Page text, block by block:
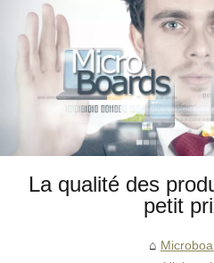
La qualité des
petit